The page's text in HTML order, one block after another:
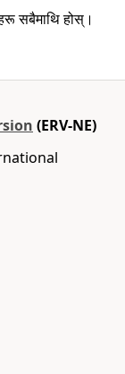
सबैमाथि होस्।
(ERV-NE)